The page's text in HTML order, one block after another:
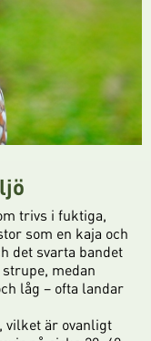
trivs i fuktiga,
som en kaja och
det svarta bandet
medan
låg – ofta landar
vilket är ovanligt